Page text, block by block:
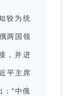
较为统
两国领
，并进
平主席
：“中俄